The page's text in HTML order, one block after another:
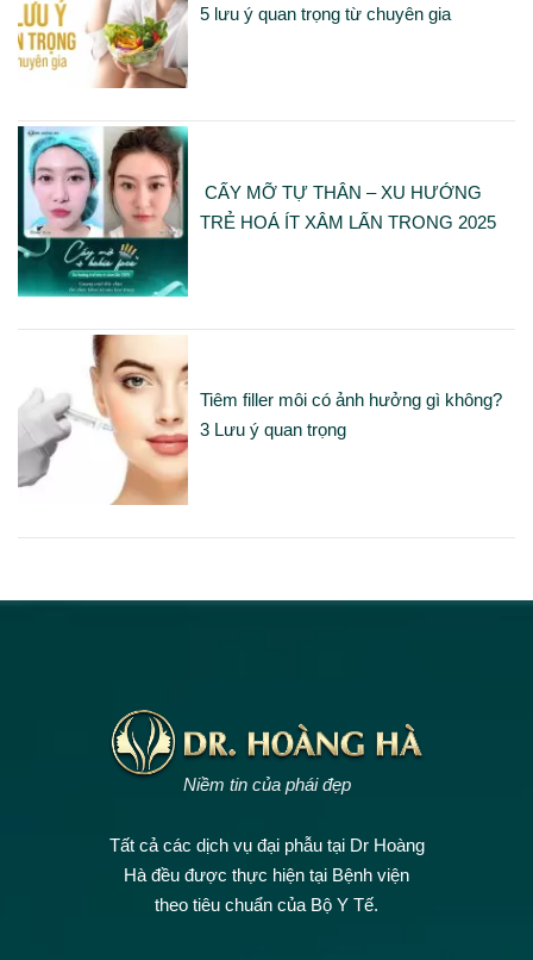
5 lưu ý quan trọng từ chuyên gia
CẤY MỠ TỰ THÂN – XU HƯỚNG
TRẺ HOÁ ÍT XÂM LẤN TRONG 2025
Tiêm filler môi có ảnh hưởng gì không?
3 Lưu ý quan trọng
Niềm tin của phái đẹp
Tất cả các dịch vụ đại phẫu tại Dr Hoàng
Hà đều được thực hiện tại Bệnh viện
theo tiêu chuẩn của Bộ Y Tế.